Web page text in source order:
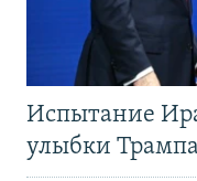
Испытание
улыбки